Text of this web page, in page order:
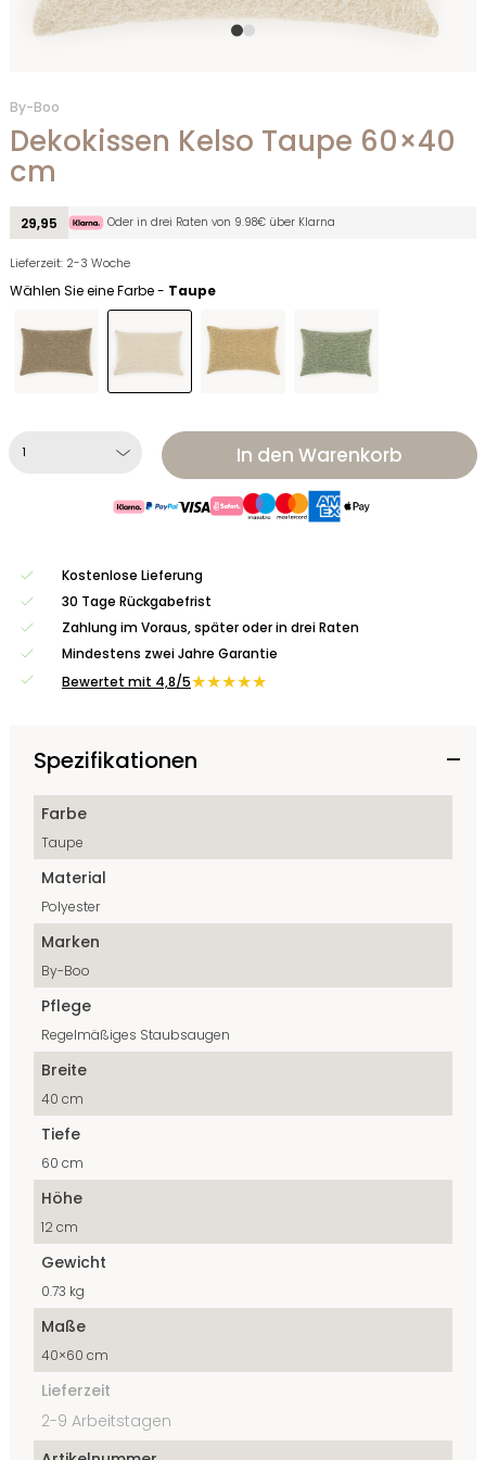
By-Boo
Dekokissen Kelso Taupe 60×40
cm
29,95 Oder in drei Raten von 9.98€ über Klarna
Lieferzeit: 2-3 Woche
Wählen Sie eine Farbe - Taupe
In den Warenkorb
Kostenlose Lieferung
30 Tage Rückgabefrist
Zahlung im Voraus, später oder in drei Raten
Mindestens zwei Jahre Garantie
Bewertet mit 4,8/5★★★★★
Spezifikationen
Farbe
Taupe
Material
Polyester
Marken
By-Boo
Pflege
Regelmäßiges Staubsaugen
Breite
40 cm
Tiefe
60 cm
Höhe
12 cm
Gewicht
0.73 kg
Maße
40×60 cm
Lieferzeit
2-9 Arbeitstagen